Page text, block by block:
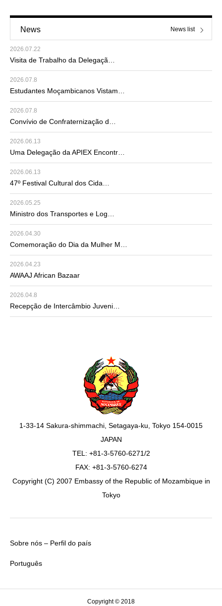
News
2026.07.22
Visita de Trabalho da Delegaçã…
2026.07.8
Estudantes Moçambicanos Vistam…
2026.07.8
Convívio de Confraternização d…
2026.06.13
Uma Delegação da APIEX Encontr…
2026.06.13
47º Festival Cultural dos Cida…
2026.05.25
Ministro dos Transportes e Log…
2026.04.30
Comemoração do Dia da Mulher M…
2026.04.23
AWAAJ African Bazaar
2026.04.8
Recepção de Intercâmbio Juveni…
News list
1-33-14 Sakura-shimmachi, Setagaya-ku, Tokyo 154-0015
JAPAN
TEL: +81-3-5760-6271/2
FAX: +81-3-5760-6274
Copyright (C) 2007 Embassy of the Republic of Mozambique in
Tokyo
Sobre nós – Perfil do país
Português
Copyright © 2018